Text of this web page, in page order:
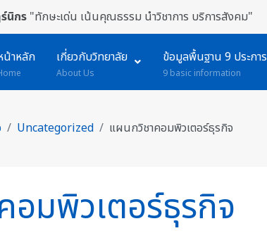
นิกร "ทักษะเด่น เน้นคุณธรรม นำวิชาการ บริการสังคม"
น้าหลัก
เกี่ยวกับวิทยาลัย
About Us
ข้อมูลพื้นฐาน 9 ประการ
9 basic information
Uncategorized แผนกวิชาคอมพิวเตอร์ธุรกิจ
อมพิวเตอร์ธุรกิจ